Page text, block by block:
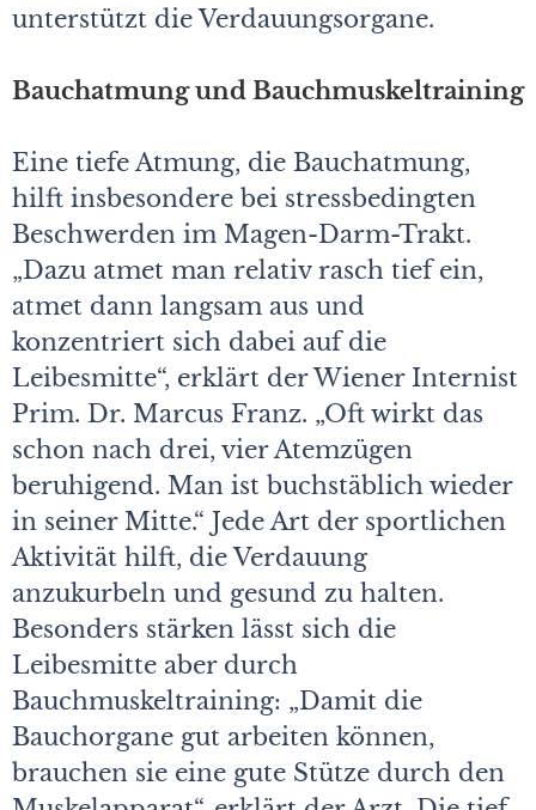
unterstützt die Verdauungsorgane.
Bauchatmung und Bauchmuskeltraining
Eine tiefe Atmung, die Bauchatmung,
hilft insbesondere bei stressbedingten
Beschwerden im Magen-Darm-Trakt.
„Dazu atmet man relativ rasch tief ein,
atmet dann langsam aus und
konzentriert sich dabei auf die
Leibesmitte“, erklärt der Wiener Internist
Prim. Dr. Marcus Franz. „Oft wirkt das
schon nach drei, vier Atemzügen
beruhigend. Man ist buchstäblich wieder
in seiner Mitte.“ Jede Art der sportlichen
Aktivität hilft, die Verdauung
anzukurbeln und gesund zu halten.
Besonders stärken lässt sich die
Leibesmitte aber durch
Bauchmuskeltraining: „Damit die
Bauchorgane gut arbeiten können,
brauchen sie eine gute Stütze durch den